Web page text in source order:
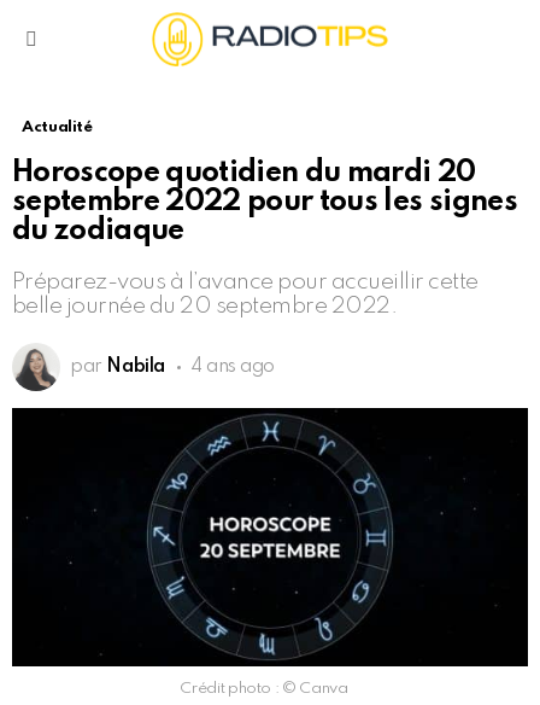
Actualité
Horoscope quotidien du mardi 20
septembre 2022 pour tous les signes
du zodiaque
Préparez-vous à l’avance pour accueillir cette
belle journée du 20 septembre 2022.
par Nabila 4 ans ago
Crédit photo : © Canva